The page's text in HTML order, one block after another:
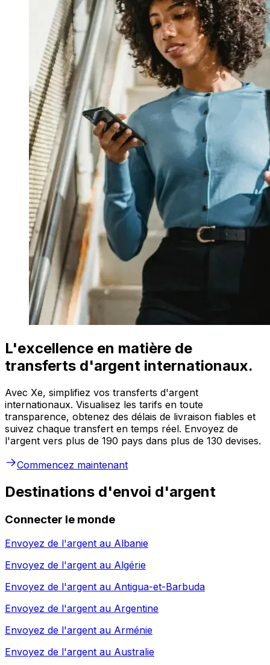
L'excellence en matière de
transferts d'argent internationaux.
Avec Xe, simplifiez vos transferts d'argent
internationaux. Visualisez les tarifs en toute
transparence, obtenez des délais de livraison fiables et
suivez chaque transfert en temps réel. Envoyez de
l'argent vers plus de 190 pays dans plus de 130 devises.
Commencez maintenant
Destinations d'envoi d'argent
Connecter le monde
Envoyez de l'argent au Albanie
Envoyez de l'argent au Algérie
Envoyez de l'argent au Antigua-et-Barbuda
Envoyez de l'argent au Argentine
Envoyez de l'argent au Arménie
Envoyez de l'argent au Australie